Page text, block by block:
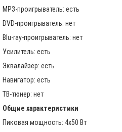
MP3-проигрыватель: есть
DVD-проигрыватель: нет
Blu-ray-проигрыватель: нет
Усилитель: есть
Эквалайзер: есть
Навигатор: есть
ТВ-тюнер: нет
Общие характеристики
Пиковая мощность: 4x50 Вт